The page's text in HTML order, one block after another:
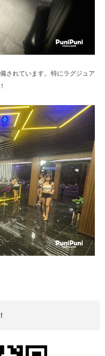
されています。特にラグジュア